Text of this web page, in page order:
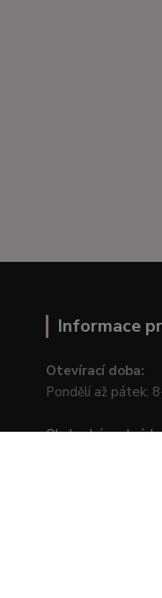
Informace
Otevírací doba:
Pondělí až pátek:
Obchodní